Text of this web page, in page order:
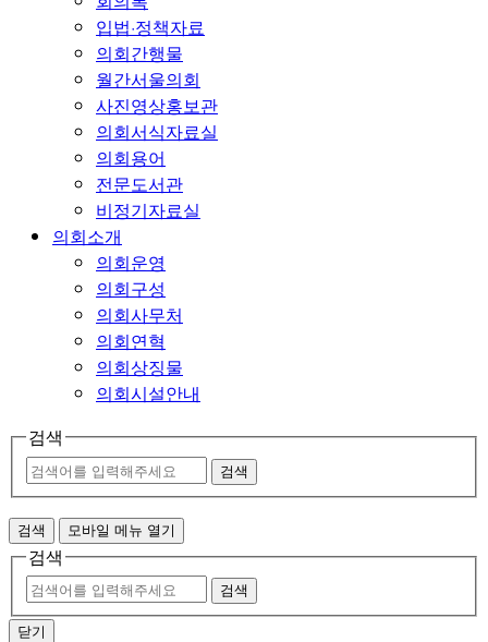
입법·정책자료
의회간행물
월간서울의회
사진영상홍보관
의회서식자료실
의회용어
전문도서관
비정기자료실
의회소개
의회운영
의회구성
의회사무처
의회연혁
의회상징물
의회시설안내
검색
검색
검색 모바일 메뉴 열기
검색
검색
닫기